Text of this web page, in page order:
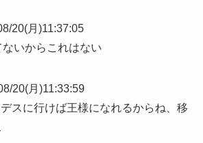
20(月)11:37:05
いからこれはない
20(月)11:33:59
スに行けば王様になれるからね、移